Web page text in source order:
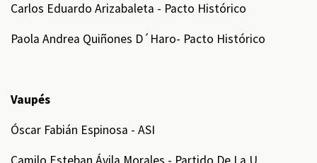
Carlos Eduardo Arizabaleta - Pacto Histórico
Paola Andrea Quiñones D´Haro- Pacto Histórico
Vaupés
Óscar Fabián Espinosa - ASI